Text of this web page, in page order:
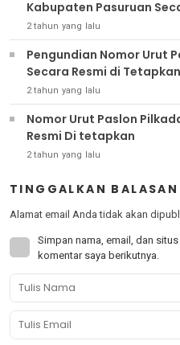
Kabupaten Pasuruan
2 tahun yang lalu
Pengundian Nomor Urut
Secara Resmi di Tetapkan
2 tahun yang lalu
Nomor Urut Paslon
Resmi Di tetapkan
2 tahun yang lalu
TINGGALKAN BALASAN
Alamat email Anda tidak akan
Simpan nama, email, dan
komentar saya berikutnya.